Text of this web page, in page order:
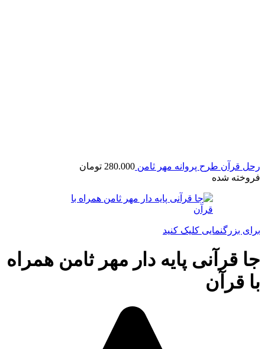
رحل قرآن طرح پروانه مهر ثامن 280.000 تومان
فروخته شده
برای بزرگنمایی کلیک کنید
جا قرآنی پایه دار مهر ثامن همراه
با قرآن